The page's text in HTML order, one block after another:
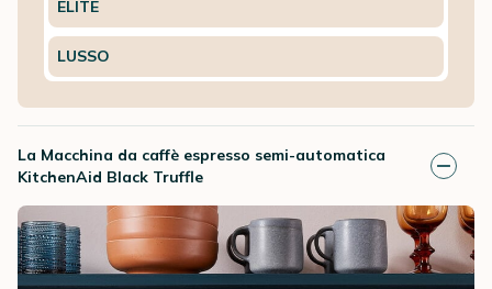
ELITE
LUSSO
La Macchina da caffè espresso semi-automatica
KitchenAid Black Truffle